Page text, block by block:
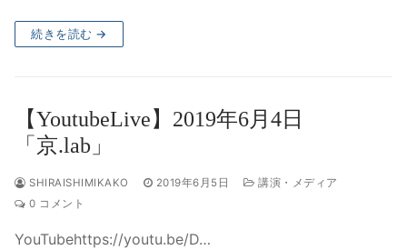
続きを読む →
【YoutubeLive】2019年6月4日
「京.lab」
SHIRAISHIMIKAKO 2019年6月5日
講演・メディア
0 コメント
YouTubehttps://youtu.be/D…